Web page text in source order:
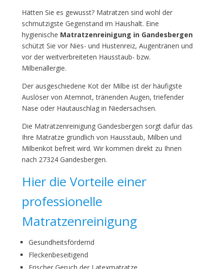
Hätten Sie es gewusst? Matratzen sind wohl der
schmutzigste Gegenstand im Haushalt. Eine
hygienische Matratzenreinigung in Gandesbergen
schützt Sie vor Nies- und Hustenreiz, Augentränen und
vor der weitverbreiteten Hausstaub- bzw.
Milbenallergie.
Der ausgeschiedene Kot der Milbe ist der häufigste
Auslöser von Atemnot, tränenden Augen, triefender
Nase oder Hautauschlag in Niedersachsen.
Die Matratzenreinigung Gandesbergen sorgt dafür das
Ihre Matratze gründlich von Hausstaub, Milben und
Milbenkot befreit wird. Wir kommen direkt zu Ihnen
nach 27324 Gandesbergen.
Hier die Vorteile einer
professionelle
Matratzenreinigung
Gesundheitsfördernd
Fleckenbeseitigend